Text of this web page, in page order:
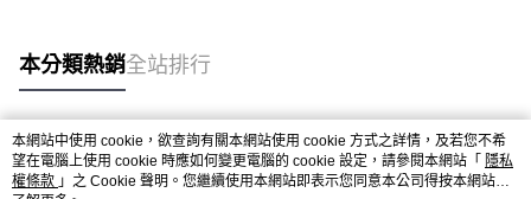
本分類熱銷全站排行
熱門標籤
本網站中使用 cookie，欲查詢有關本網站使用 cookie 方式之詳情，及若您不希
望在電腦上使用 cookie 時應如何變更電腦的 cookie 設定，請參閱本網站「 隱私
權條款 」之 Cookie 聲明。您繼續使用本網站即表示您同意本公司得按本網站使